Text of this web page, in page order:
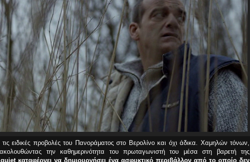
ειδικές προβολές του Πανοράματος στο Βερολίνο και όχι άδικα. Χαμηλών τόνων,
την καθημερινότητα του πρωταγωνιστή του μέσα στη βαρετή της
καταφέρνει να δημιουργήσει ένα ασφυκτικό περιβάλλον από το οποίο δεν